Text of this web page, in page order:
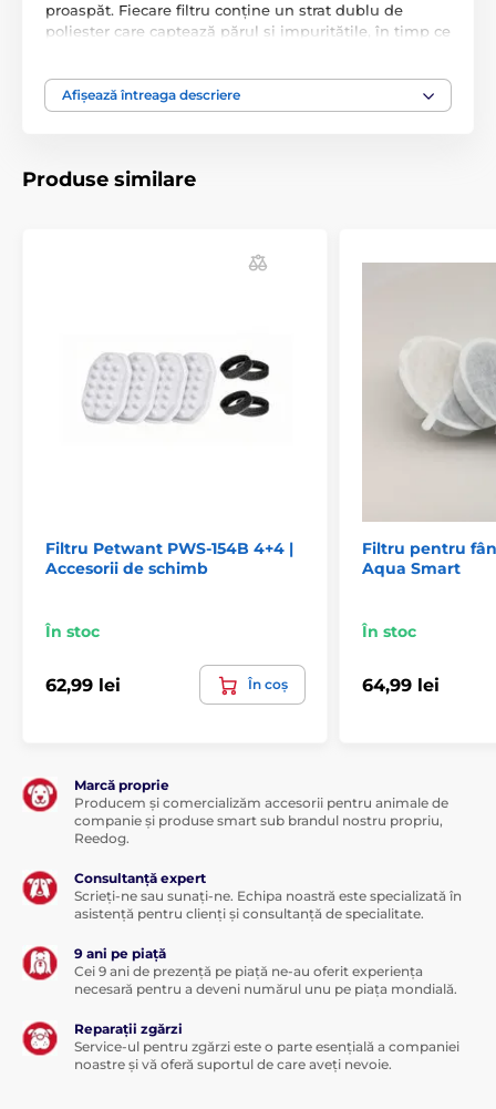
proaspăt. Fiecare filtru conține un strat dublu de
poliester care captează părul și impuritățile, în timp ce
Filtrele ajută la prelungirea duratei de viață a fântânii
și a pompei și ar trebui înlocuite la fiecare 2 până la 4
Caracteristici principale
Compatibil cu următoarele fântâni Drinkwell®:
Fântâna PetSafe Current, toate dimensiunile
Conținutul pachetului
expresă. Imaginile au doar caracter ilustrativ.
Afișează întreaga descriere
Produse similare
Filtru Petwant PWS-154B 4+4 |
Accesorii de schimb
În stoc
62,99 lei În coș
Filtru pentru
Aqua Smart
În stoc
64,99 lei
Marcă proprie
Producem și comercializăm accesorii pentru animale de
companie și produse smart sub brandul nostru propriu,
Reedog.
Consultanță expert
Scrieți-ne sau sunați-ne. Echipa noastră este specializată în
asistență pentru clienți și consultanță de specialitate.
9 ani pe piață
Cei 9 ani de prezență pe piață ne-au oferit experiența
necesară pentru a deveni numărul unu pe piața mondială.
Reparații zgărzi
Service-ul pentru zgărzi este o parte esențială a companiei
noastre și vă oferă suportul de care aveți nevoie.